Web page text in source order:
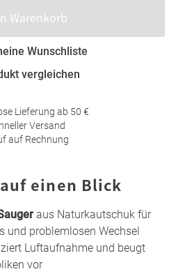
Warenkorb
Wunschliste
vergleichen
Lieferung ab 50 €
Versand
auf Rechnung
einen Blick
aus Naturkautschuk für
und problemlosen Wechsel
Luftaufnahme und beugt
vor